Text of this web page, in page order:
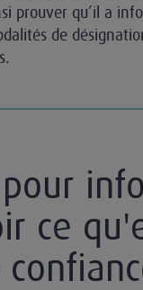
prouver qu’il a
de
ce